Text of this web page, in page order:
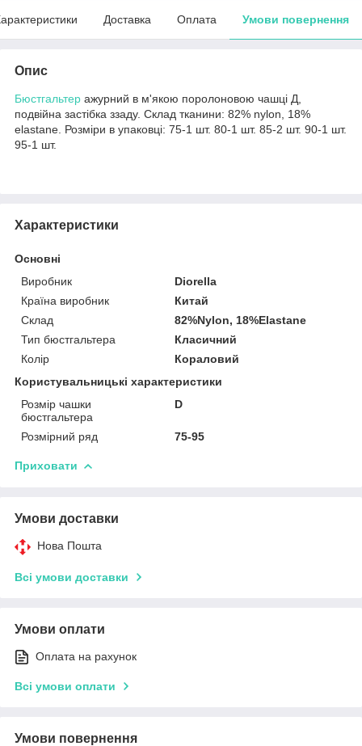
Доставка Оплата Умови повернення
Опис
Бюстгальтер ажурний в м'якою поролоновою чашці Д,
подвійна застібка ззаду. Склад тканини: 82% nylon, 18%
elastane. Розміри в упаковці: 75-1 шт. 80-1 шт. 85-2 шт. 90-1 шт.
95-1 шт.
Характеристики
Основні
Виробник
Diorella
Країна виробник
Китай
Склад
82%Nylon, 18%Elastane
Тип бюстгальтера
Класичний
Колір
Кораловий
Користувальницькі характеристики
Розмір чашки
бюстгальтера
D
Розмірний ряд 75-95
Приховати
Умови доставки
Нова Пошта
Всі умови доставки
Умови оплати
Оплата на рахунок
Всі умови оплати
Умови повернення